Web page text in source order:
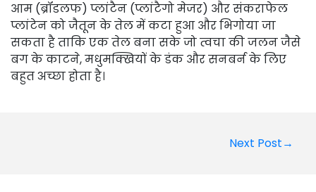
आम (ब्रॉडलफ) प्लांटैन (प्लांटैगो मेजर) और संकराफेल
प्लांटेन को जैतून के तेल में कटा हुआ और भिगोया जा
सकता है ताकि एक तेल बना सके जो त्वचा की जलन जैसे
बग के काटने, मधुमक्खियों के डंक और सनबर्न के लिए
बहुत अच्छा होता है।
Next Post→